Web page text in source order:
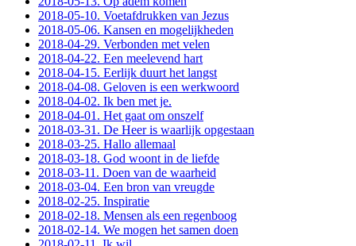
2018-05-10. Voetafdrukken van Jezus
2018-05-06. Kansen en mogelijkheden
2018-04-29. Verbonden met velen
2018-04-22. Een meelevend hart
2018-04-15. Eerlijk duurt het langst
2018-04-08. Geloven is een werkwoord
2018-04-02. Ik ben met je.
2018-04-01. Het gaat om onszelf
2018-03-31. De Heer is waarlijk opgestaan
2018-03-25. Hallo allemaal
2018-03-18. God woont in de liefde
2018-03-11. Doen van de waarheid
2018-03-04. Een bron van vreugde
2018-02-25. Inspiratie
2018-02-18. Mensen als een regenboog
2018-02-14. We mogen het samen doen